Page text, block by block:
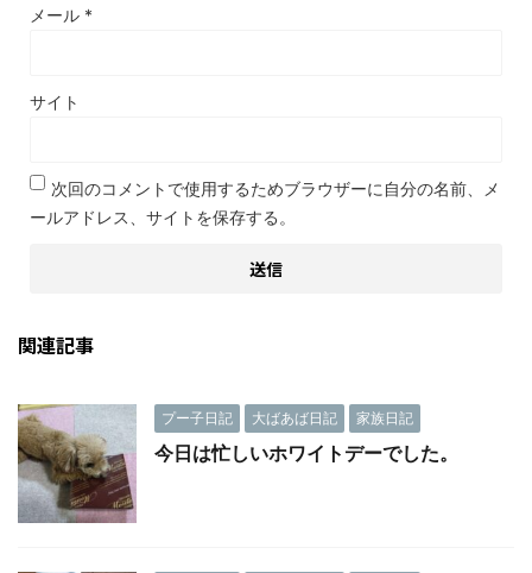
メール *
サイト
次回のコメントで使用するためブラウザーに自分の名前、メ
ールアドレス、サイトを保存する。
関連記事
プー子日記 大ばあば日記 家族日記
今日は忙しいホワイトデーでした。